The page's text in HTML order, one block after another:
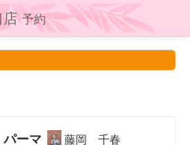
店予約
ーマ 藤岡 千春